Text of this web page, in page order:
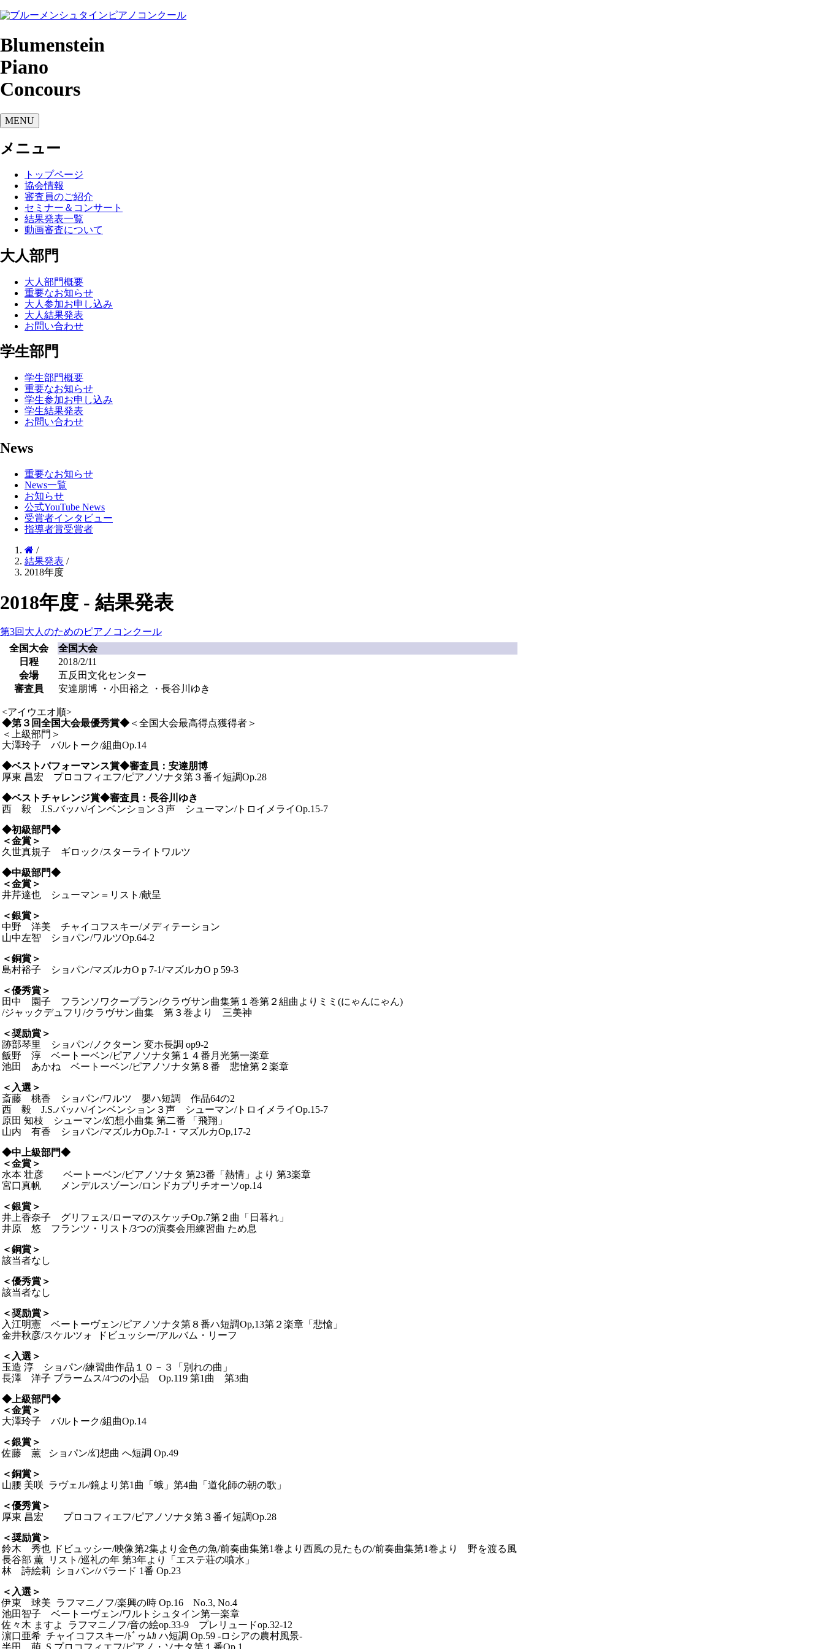
Blumenstein
Piano
Concours
MENU
メニュー
トップページ
協会情報
審査員のご紹介
セミナー＆コンサート
結果発表一覧
動画審査について
大人部門
大人部門概要
重要なお知らせ
大人参加お申し込み
大人結果発表
お問い合わせ
学生部門
学生部門概要
重要なお知らせ
学生参加お申し込み
学生結果発表
お問い合わせ
News
重要なお知らせ
News一覧
お知らせ
公式YouTube News
受賞者インタビュー
指導者賞受賞者
/
結果発表 /
2018年度
2018年度 - 結果発表
第3回大人のためのピアノコンクール
全国大会
全国大会
日程
2018/2/11
会場
五反田文化センター
審査員
安達朋博 ・小田裕之 ・長谷川ゆき
<アイウエオ順>
◆第３回全国大会最優秀賞◆ ＜全国大会最高得点獲得者＞
＜上級部門＞
大澤玲子 バルトーク/組曲Op.14
◆ベストパフォーマンス賞◆審査員：安達朋博
厚東 昌宏 プロコフィエフ/ピアノソナタ第３番イ短調Op.28
◆ベストチャレンジ賞◆審査員：長谷川ゆき
西 毅 J.S.バッハ/インベンション３声 シューマン/トロイメライOp.15-7
◆初級部門◆
＜金賞＞
久世真規子 ギロック/スターライトワルツ
◆中級部門◆
＜金賞＞
井芹達也 シューマン＝リスト/献呈
＜銀賞＞
中野 洋美 チャイコフスキー/メディテーション
山中左智 ショパン/ワルツOp.64-2
＜銅賞＞
島村裕子 ショパン/マズルカO p 7-1/マズルカO p 59-3
＜優秀賞＞
田中 園子 フランソワクープラン/クラヴサン曲集第１巻第２組曲よりミミ(にゃんにゃん)
/ジャックデュフリ/クラヴサン曲集 第３巻より 三美神
＜奨励賞＞
跡部琴里 ショパン/ノクターン 変ホ長調 op9-2
飯野 淳 ベートーベン/ピアノソナタ第１４番月光第一楽章
池田 あかね ベートーベン/ピアノソナタ第８番 悲愴第２楽章
＜入選＞
斎藤 桃香 ショパン/ワルツ 嬰ハ短調 作品64の2
西 毅 J.S.バッハ/インベンション３声 シューマン/トロイメライOp.15-7
原田 知枝 シューマン/幻想小曲集 第二番 「飛翔」
山内 有香 ショパン/マズルカOp.7-1・マズルカOp,17-2
◆中上級部門◆
＜金賞＞
水本 壮彦 ベートーベン/ピアノソナタ 第23番「熱情」より 第3楽章
宮口真帆 メンデルスゾーン/ロンドカプリチオーソop.14
＜銀賞＞
井上香奈子 グリフェス/ローマのスケッチOp.7第２曲「日暮れ」
井原 悠 フランツ・リスト/3つの演奏会用練習曲 ため息
＜銅賞＞
該当者なし
＜優秀賞＞
該当者なし
＜奨励賞＞
入江明憲 ベートーヴェン/ピアノソナタ第８番ハ短調Op,13第２楽章「悲愴」
金井秋彦/スケルツォ ドビュッシー/アルバム・リーフ
＜入選＞
玉造 淳 ショパン/練習曲作品１０－３「別れの曲」
長澤 洋子 ブラームス/4つの小品 Op.119 第1曲 第3曲
◆ 上級部門◆
＜金賞＞
大澤玲子 バルトーク/組曲Op.14
＜銀賞＞
佐藤 薫 ショパン/幻想曲 へ短調 Op.49
＜銅賞＞
山腰 美咲 ラヴェル/鏡より第1曲「蛾」第4曲「道化師の朝の歌」
＜優秀賞＞
厚東 昌宏 プロコフィエフ/ピアノソナタ第３番イ短調Op.28
＜奨励賞＞
鈴木 秀也 ドビュッシー/映像第2集より金色の魚/前奏曲集第1巻より西風の見たもの/前奏曲集第1巻より 野を渡る風
長谷部 薫 リスト/巡礼の年 第3年より「エステ荘の噴水」
林 詩絵莉 ショパン/バラード 1番 Op.23
＜入選＞
伊東 球美 ラフマニノフ/楽興の時 Op.16 No.3, No.4
池田智子 ベートーヴェン/ワルトシュタイン第一楽章
佐々木 ますよ ラフマニノフ/音の絵op.33-9 プレリュードop.32-12
濵口亜希 チャイコフスキー/ﾄﾞゥﾑｶ ハ短調 Op.59 -ロシアの農村風景-
半田 萌 S.プロコフィエフ/ピアノ・ソナタ第１番Op.1